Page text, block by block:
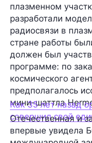
плазменном
разработали
радиосвязи в
стране работы
должен был
программе: по
космического
предполагалось
мини-шаттла
Как 35 лет назад
совершил свой
Отечественная и
впервые увидела